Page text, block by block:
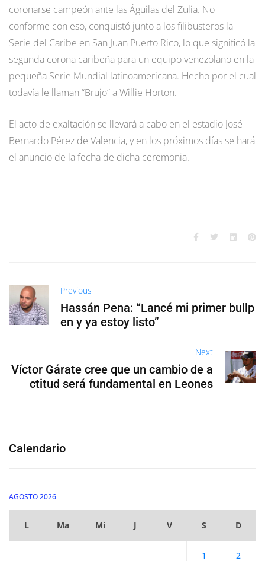
coronarse campeón ante las Águilas del Zulia. No
conforme con eso, conquistó junto a los filibusteros la
Serie del Caribe en San Juan Puerto Rico, lo que significó la
segunda corona caribeña para un equipo venezolano en la
pequeña Serie Mundial latinoamericana. Hecho por el cual
todavía le llaman “Brujo” a Willie Horton.
El acto de exaltación se llevará a cabo en el estadio José
Bernardo Pérez de Valencia, y en los próximos días se hará
el anuncio de la fecha de dicha ceremonia.
Previous
Hassán Pena: “Lancé mi primer bullp
en y ya estoy listo”
Next
Víctor Gárate cree que un cambio de a
ctitud será fundamental en Leones
Calendario
AGOSTO 2026
L Ma Mi J V S D
1 2